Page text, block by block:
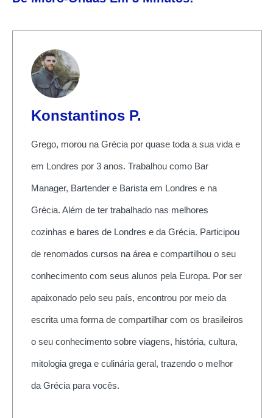
Konstantinos P.
Grego, morou na Grécia por quase toda a sua vida e
em Londres por 3 anos. Trabalhou como Bar
Manager, Bartender e Barista em Londres e na
Grécia. Além de ter trabalhado nas melhores
cozinhas e bares de Londres e da Grécia. Participou
de renomados cursos na área e compartilhou o seu
conhecimento com seus alunos pela Europa. Por ser
apaixonado pelo seu país, encontrou por meio da
escrita uma forma de compartilhar com os brasileiros
o seu conhecimento sobre viagens, história, cultura,
mitologia grega e culinária geral, trazendo o melhor
da Grécia para vocês.